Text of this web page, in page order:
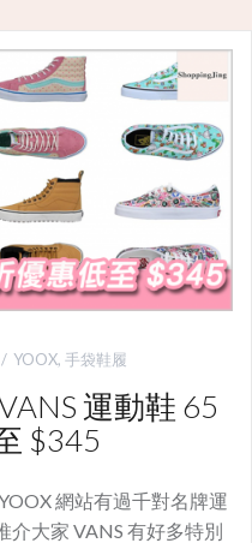
YOOX, 手袋鞋履
運動鞋 65
$345
網站有過千對名牌運
介大家 VANS 有好多特別